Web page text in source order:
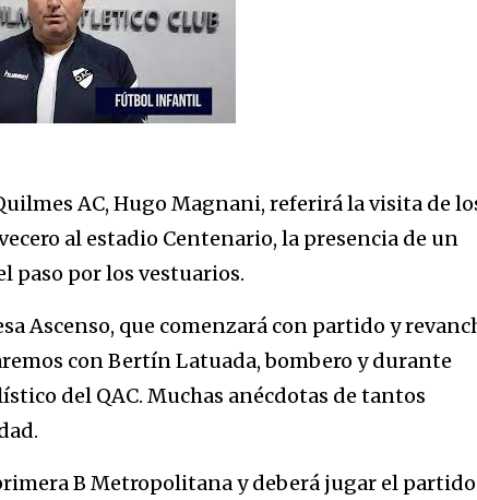
AC, Hugo Magnani, referirá la visita de
al estadio Centenario, la presencia de un
paso por los vestuarios.
Ascenso, que comenzará con partido y
con Bertín Latuada, bombero y durante
del QAC. Muchas anécdotas de tantos
B Metropolitana y deberá jugar el